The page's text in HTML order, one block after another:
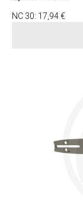
NC 30: 17,94 €